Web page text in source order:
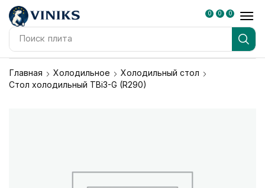
Поиск плита
0 0 0
Главная Холодильное
Холодильный стол
Стол холодильный TBi3-G (R290)